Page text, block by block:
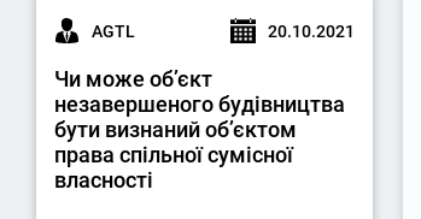
AGTL 20.10.2021
Чи може об’єкт
незавершеного будівництва
бути визнаний об’єктом
права спільної сумісної
власності